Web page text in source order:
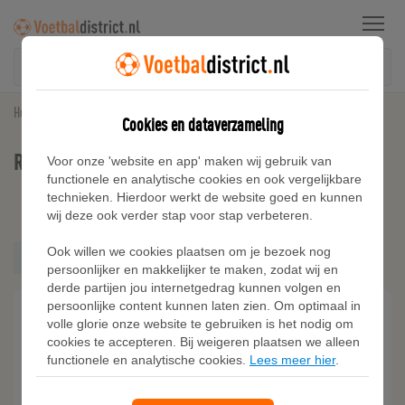
Menu
Home
Heren
Dames
Kids
Real Madrid Geslacht Dames
Kies filters
Dames
Cookies en dataverzameling
Voor onze 'website en app' maken wij gebruik van
functionele en analytische cookies en ook vergelijkbare
technieken. Hierdoor werkt de website goed en kunnen
wij deze ook verder stap voor stap verbeteren.
Ook willen we cookies plaatsen om je bezoek nog
persoonlijker en makkelijker te maken, zodat wij en
derde partijen jou internetgedrag kunnen volgen en
persoonlijke content kunnen laten zien. Om optimaal in
volle glorie onze website te gebruiken is het nodig om
cookies te accepteren. Bij weigeren plaatsen we alleen
functionele en analytische cookies. Lees meer hier.